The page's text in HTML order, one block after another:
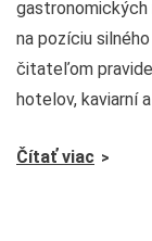
gastronomických
na pozíciu
čitateľom
hotelov, kaviarní
Čítať viac